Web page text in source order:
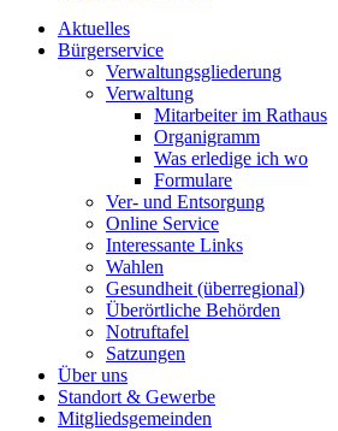
Aktuelles
Bürgerservice
Verwaltungsgliederung
Verwaltung
Mitarbeiter im Rathaus
Organigramm
Was erledige ich wo
Formulare
Ver- und Entsorgung
Online Service
Interessante Links
Wahlen
Gesundheit (überregional)
Überörtliche Behörden
Notruftafel
Satzungen
Über uns
Standort & Gewerbe
Mitgliedsgemeinden